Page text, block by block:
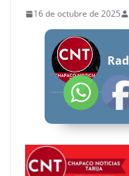
16 de octubre de 2025